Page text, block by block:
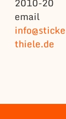
email
thiele.de